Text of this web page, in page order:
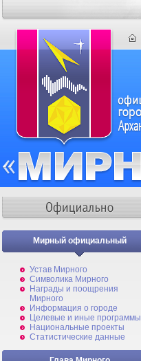
Мирный официальный
Устав Мирного
Символика Мирного
Награды и поощрения
Мирного
Информация о городе
Целевые и иные программы
Национальные проекты
Статистические данные